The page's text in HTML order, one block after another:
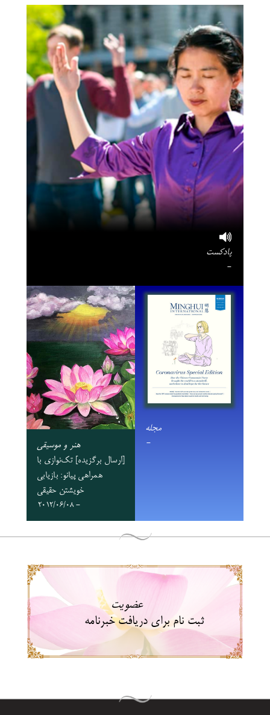
پادکست
-
مجله
-
هنر و موسیقی
‏[ارسال برگزیده] تک‌نوازی با
همراهی پیانو: بازیابی
خویشتن حقیقی
- 2012/06/08
عضویت
ثبت نام برای دریافت خبرنامه